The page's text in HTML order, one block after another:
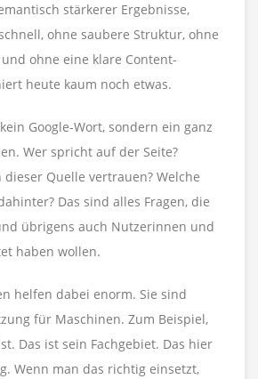
stärkerer Ergebnisse,
ohne saubere Struktur, ohne
ohne eine klare Content-
heute kaum noch etwas.
Google-Wort, sondern ein ganz
Wer spricht auf der Seite?
Quelle vertrauen? Welche
Das sind alles Fragen, die
übrigens auch Nutzerinnen und
haben wollen.
helfen dabei enorm. Sie sind
für Maschinen. Zum Beispiel,
Das ist sein Fachgebiet. Das hier
Wenn man das richtig einsetzt,